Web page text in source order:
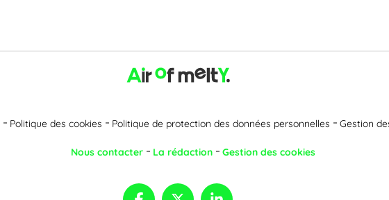
Politique des cookies Politique de protection des données personnelles Gestion
Nous contacter La rédaction Gestion des cookies